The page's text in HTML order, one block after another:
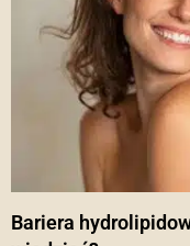
Bariera